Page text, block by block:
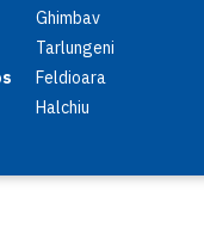
Ghimbav
Tarlungeni
Feldioara
Halchiu